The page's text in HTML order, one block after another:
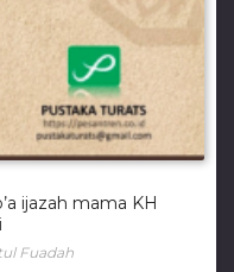
ijazah mama KH
Fuadah